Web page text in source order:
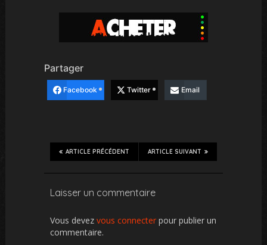
Partager
Facebook Twitter Email
ARTICLE SUIVANT
ARTICLE PRÉCÉDENT
Laisser un commentaire
Vous devez vous connecter pour publier un
commentaire.